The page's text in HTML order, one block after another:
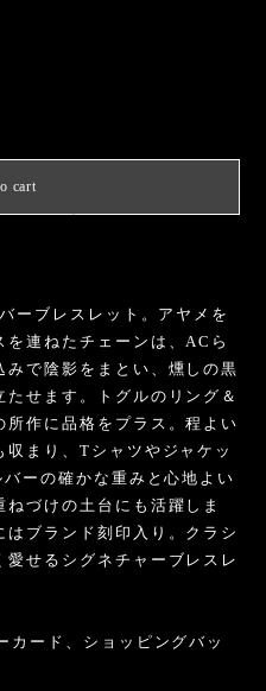
cart
ーブレスレット。アヤメを
連ねたチェーンは、ACら
みで陰影をまとい、燻しの黒
せます。トグルのリング＆
作に品格をプラス。程よい
まり、Tシャツやジャケッ
ーの確かな重みと心地よい
づけの土台にも活躍しま
ブランド刻印入り。クラシ
せるシグネチャーブレスレ
カード、ショッピングバッ